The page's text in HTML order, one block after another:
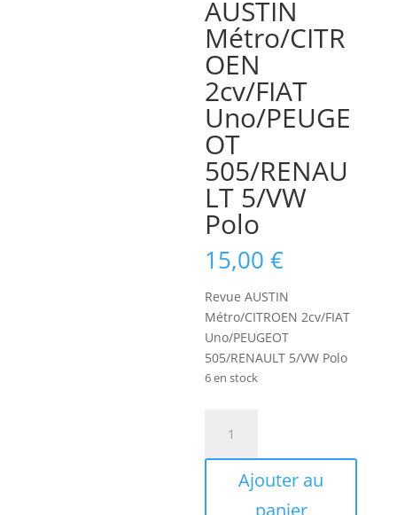
AUSTIN
Métro/CITR
OEN
2cv/FIAT
Uno/PEUGE
OT
505/RENAU
LT 5/VW
Polo
15,00€
Revue AUSTIN
Métro/CITROEN 2cv/FIAT
Uno/PEUGEOT
505/RENAULT 5/VW Polo
6 en stock
RTA472
EvolutionsAjouter au
panier